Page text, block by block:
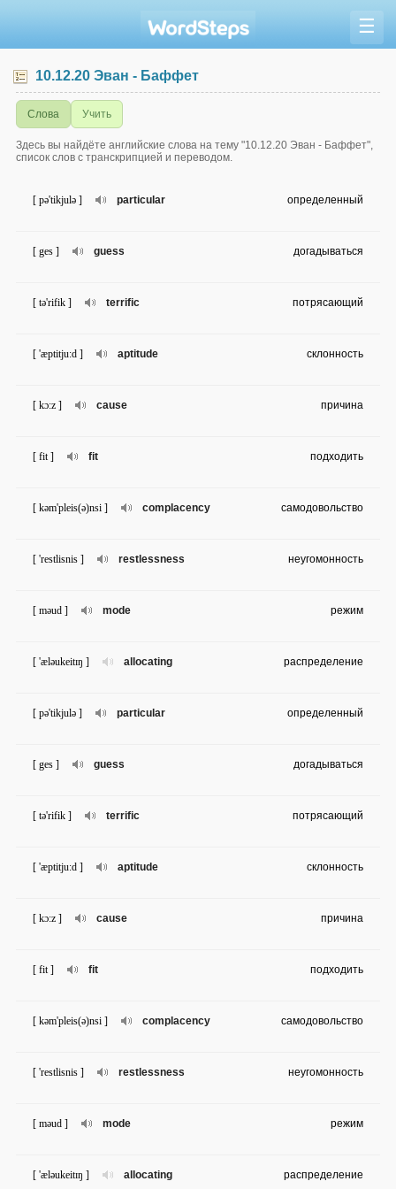
☰
10.12.20 Эван - Баффет
Слова Учить
Здесь вы найдёте английские слова на тему "10.12.20 Эван - Баффет",
список слов с транскрипцией и переводом.
particular
[ pə'tikjulə ] определенный
guess
[ ges ] догадываться
terrific
[ tə'rifik ] потрясающий
aptitude
[ 'æptitju:d ] склонность
cause
[ kɔ:z ] причина
fit
[ fit ] подходить
complacency
[ kəm'pleis(ə)nsi ] самодовольство
restlessness
[ 'restlisnis ] неугомонность
mode
[ məud ] режим
allocating
[ 'æləukeitɪŋ ] распределение
particular
[ pə'tikjulə ] определенный
guess
[ ges ] догадываться
terrific
[ tə'rifik ] потрясающий
aptitude
[ 'æptitju:d ] склонность
cause
[ kɔ:z ] причина
fit
[ fit ] подходить
complacency
[ kəm'pleis(ə)nsi ] самодовольство
restlessness
[ 'restlisnis ] неугомонность
mode
[ məud ] режим
allocating
[ 'æləukeitɪŋ ] распределение